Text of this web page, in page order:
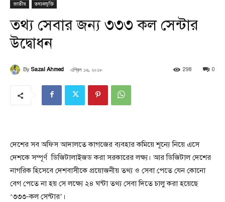
জাতীয় তথ্যপ্রযুক্তি
তথ্য সেবার জন্য ৩৩৩ কল সেন্টার
উদ্বোধন
By Sazal Ahmed এপ্রিল ১৬, ২০১৮ 0
298
দেশের সব অফিস আদালতে কাগজের ব্যবহার কমিয়ে শূন্যে নিয়ে এসে
দেশকে সম্পূর্ণ ডিজিটালাইজড করা সরকারের লক্ষ্য। আর ডিজিটাল দেশের
নাগরিক হিসেবে দেশবাসীকে প্রয়োজনীয় তথ্য ও সেবা পেতে যেন কোনো
বেগ পেতে না হয় সে লক্ষ্যে ২৪ ঘন্টা তথ্য সেবা দিতে চালু করা হয়েছে
‘৩৩৩-কল সেন্টার’।